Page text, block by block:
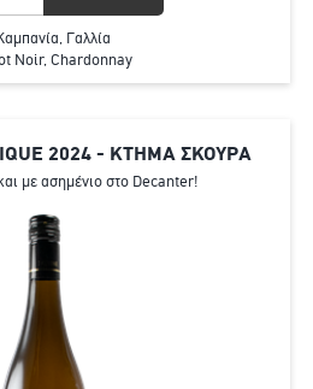
Γαλλία
Noir, Chardonnay
2024 - ΚΤΗΜΑ ΣΚΟΥΡΑ
με ασημένιο στο Decanter!